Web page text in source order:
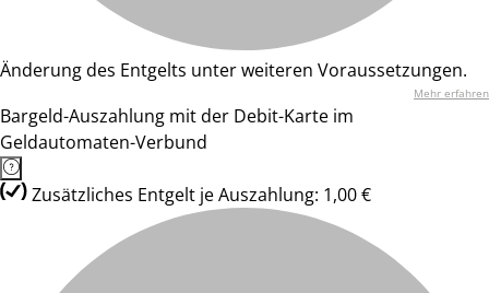
Änderung des Entgelts unter weiteren Voraussetzungen.
Mehr erfahren
Bargeld-Auszahlung mit der Debit-Karte im
Geldautomaten-Verbund
Zusätzliches Entgelt je Auszahlung: 1,00 €